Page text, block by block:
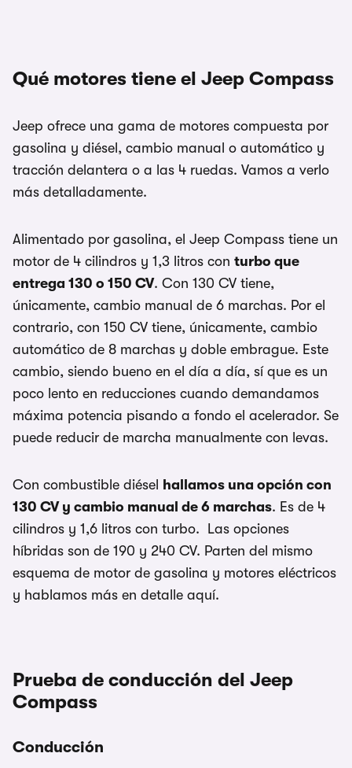
Qué motores tiene el Jeep Compass
Jeep ofrece una gama de motores compuesta por
gasolina y diésel, cambio manual o automático y
tracción delantera o a las 4 ruedas. Vamos a verlo
más detalladamente.
Alimentado por gasolina, el Jeep Compass tiene un
motor de 4 cilindros y 1,3 litros con turbo que
entrega 130 o 150 CV. Con 130 CV tiene,
únicamente, cambio manual de 6 marchas. Por el
contrario, con 150 CV tiene, únicamente, cambio
automático de 8 marchas y doble embrague. Este
cambio, siendo bueno en el día a día, sí que es un
poco lento en reducciones cuando demandamos
máxima potencia pisando a fondo el acelerador. Se
puede reducir de marcha manualmente con levas.
Con combustible diésel hallamos una opción con
130 CV y cambio manual de 6 marchas. Es de 4
cilindros y 1,6 litros con turbo. Las opciones
híbridas son de 190 y 240 CV. Parten del mismo
esquema de motor de gasolina y motores eléctricos
y hablamos más en detalle aquí.
Prueba de conducción del Jeep
Compass
Conducción